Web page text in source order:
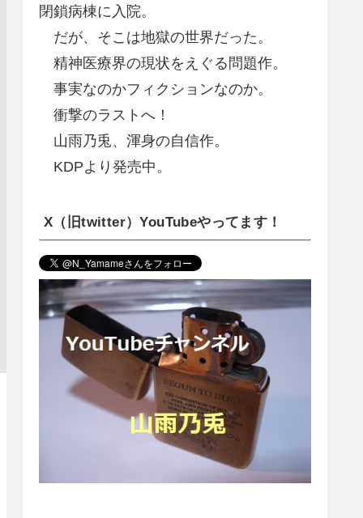
閉鎖病棟に入院。
だが、そこは地獄の世界だった。
精神医療界の現状をえぐる問題作。
事実なのかフィクションなのか。
衝撃のラストへ！
山雨乃兎、渾身の自信作。
KDPより発売中。
X（旧twitter）YouTubeやってます！